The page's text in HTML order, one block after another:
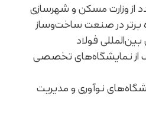
از وزارت مسکن و شهرسازی
برتر در صنعت ساخت‌وساز
فولاد
از نمایشگاه‌های تخصصی
نوآوری و مدیریت